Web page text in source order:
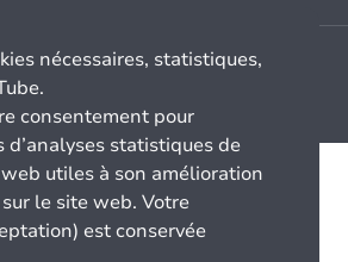
nécessaires, statistiques,
consentement pour
d’analyses statistiques de
utiles à son amélioration
le site web. Votre
est conservée